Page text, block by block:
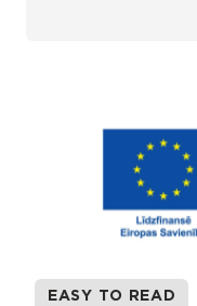
EASY TO READ